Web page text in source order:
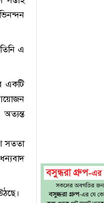
এ
একটি
আয়োজন
সততা